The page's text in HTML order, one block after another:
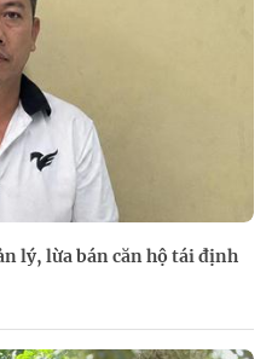
lý, lừa bán căn hộ tái định